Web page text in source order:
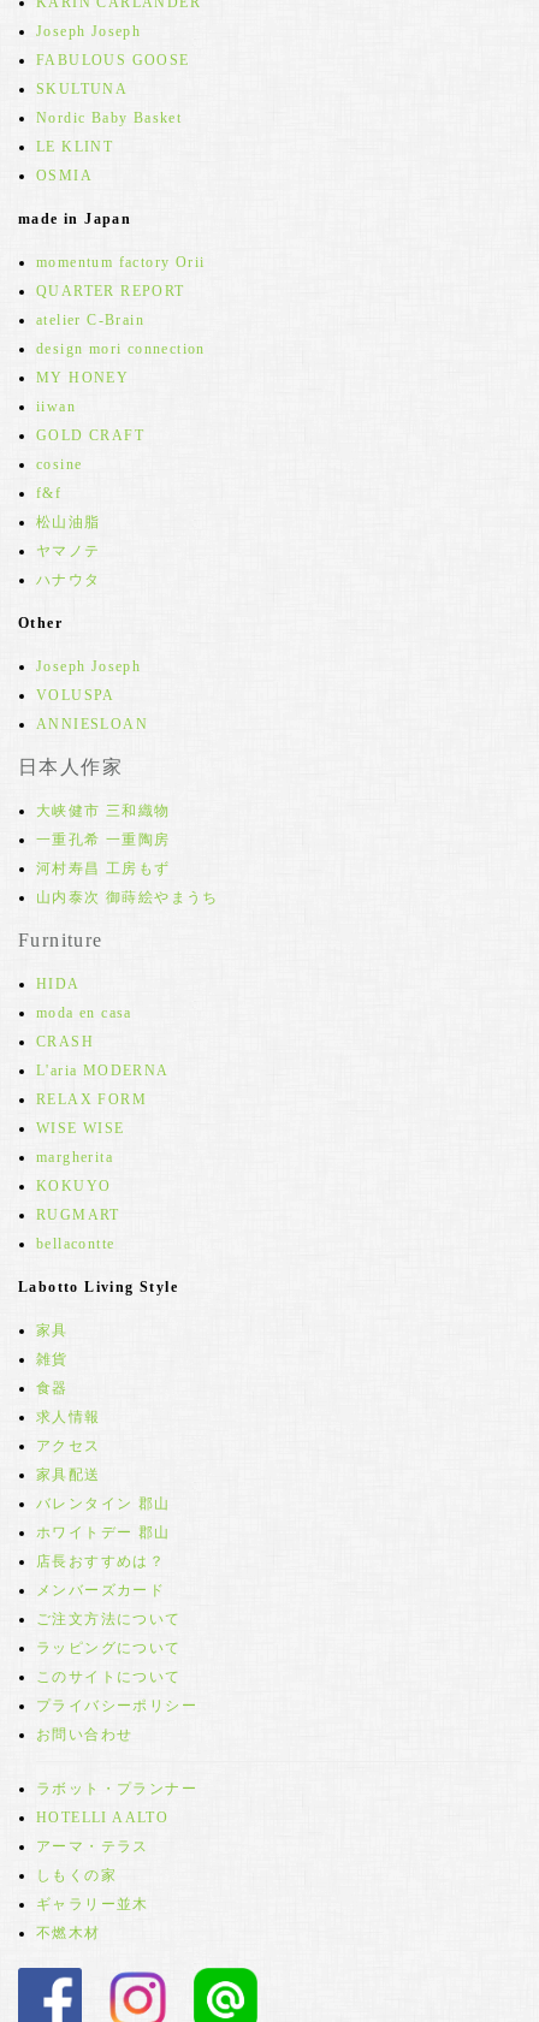
Joseph Joseph
FABULOUS GOOSE
SKULTUNA
Nordic Baby Basket
LE KLINT
OSMIA
made in Japan
momentum factory Orii
QUARTER REPORT
atelier C-Brain
design mori connection
MY HONEY
iiwan
GOLD CRAFT
cosine
f&f
松山油脂
ヤマノテ
ハナウタ
Other
Joseph Joseph
VOLUSPA
ANNIESLOAN
日本人作家
大峡健市 三和織物
一重孔希 一重陶房
河村寿昌 工房もず
山内泰次 御蒔絵やまうち
Furniture
HIDA
moda en casa
CRASH
L'aria MODERNA
RELAX FORM
WISE WISE
margherita
KOKUYO
RUGMART
bellacontte
Labotto Living Style
家具
雑貨
食器
求人情報
アクセス
家具配送
バレンタイン 郡山
ホワイトデー 郡山
店長おすすめは？
メンバーズカード
ご注文方法について
ラッピングについて
このサイトについて
プライバシーポリシー
お問い合わせ
ラボット・プランナー
HOTELLI AALTO
アーマ・テラス
しもくの家
ギャラリー並木
不燃木材